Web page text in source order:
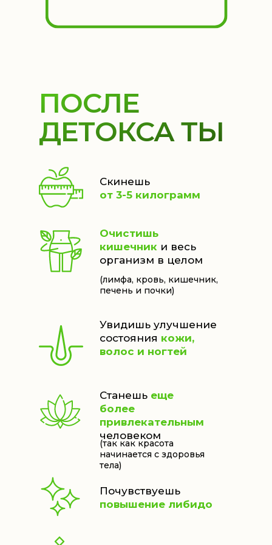
ПОСЛЕ
ДЕТОКСА ТЫ
Скинешь
от 3-5 килограмм
Очистишь
кишечник и весь
организм в целом
(лимфа, кровь, кишечник,
печень и почки)
Увидишь улучшение
состояния кожи,
волос и ногтей
Станешь еще
более
привлекательным
человеком
(так как красота
начинается с здоровья
тела)
Почувствуешь
повышение либидо